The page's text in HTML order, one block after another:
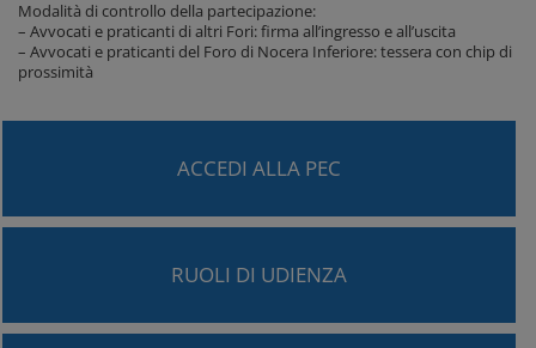
Modalità di controllo della partecipazione:
– Avvocati e praticanti di altri Fori: firma all’ingresso e all’uscita
– Avvocati e praticanti del Foro di Nocera Inferiore: tessera con chip di
prossimità
ACCEDI ALLA PEC
RUOLI DI UDIENZA